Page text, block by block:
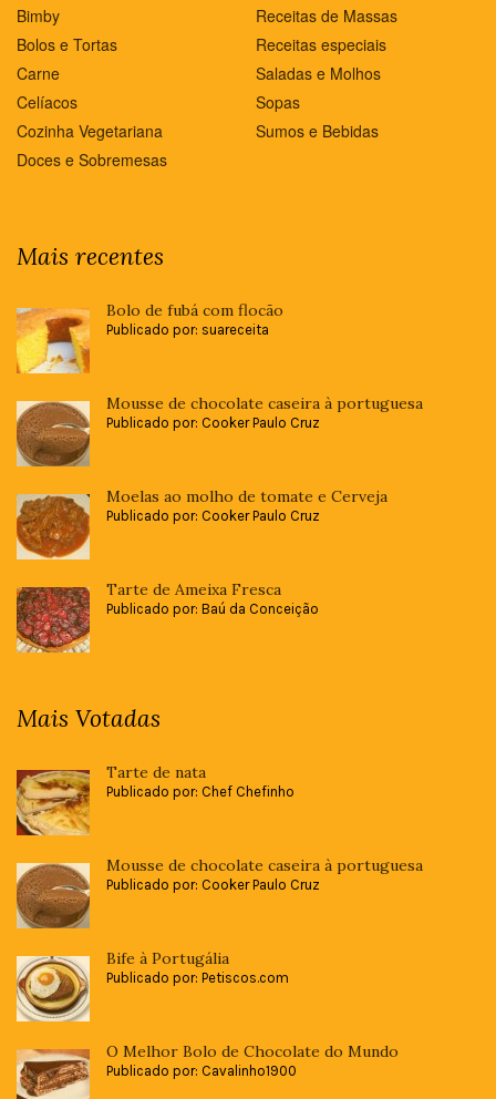
Bimby
Bolos e Tortas
Carne
Celíacos
Cozinha Vegetariana
Doces e Sobremesas
Receitas de Massas
Receitas especiais
Saladas e Molhos
Sopas
Sumos e Bebidas
Mais recentes
Bolo de fubá com flocão
Publicado por: suareceita
Mousse de chocolate caseira à portuguesa
Publicado por: Cooker Paulo Cruz
Moelas ao molho de tomate e Cerveja
Publicado por: Cooker Paulo Cruz
Tarte de Ameixa Fresca
Publicado por: Baú da Conceição
Mais Votadas
Tarte de nata
Publicado por: Chef Chefinho
Mousse de chocolate caseira à portuguesa
Publicado por: Cooker Paulo Cruz
Bife à Portugália
Publicado por: Petiscos.com
O Melhor Bolo de Chocolate do Mundo
Publicado por: Cavalinho1900